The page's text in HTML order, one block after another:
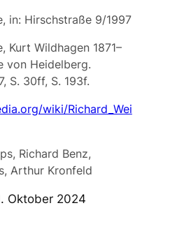
in: Hirschstraße 9/1997
Kurt Wildhagen 1871–
von Heidelberg.
S. 30ff, S. 193f.
wiki/Richard_Wei
Richard Benz,
Arthur Kronfeld
Oktober 2024